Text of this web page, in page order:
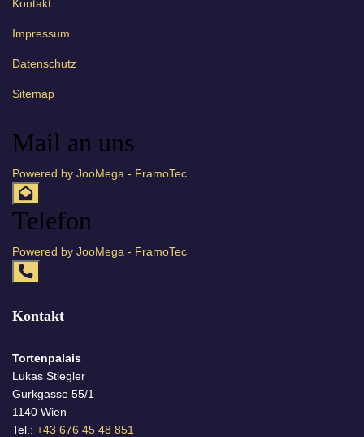
Kontakt
Impressum
Datenschutz
Sitemap
Mail an uns
Powered by JooMega - FramoTec
Telefon
Powered by JooMega - FramoTec
Kontakt
Tortenpalais
Lukas Stiegler
Gurkgasse 55/1
1140 Wien
Tel.: +43 676 45 48 851